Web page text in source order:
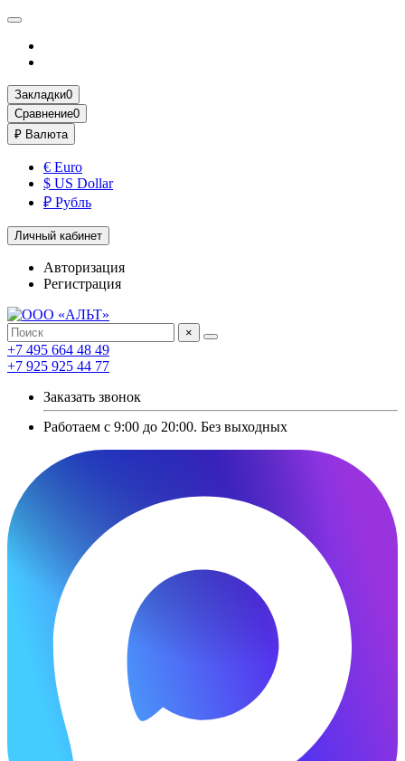
Закладки0
Сравнение0
₽ Валюта
€ Euro
$ US Dollar
₽ Рубль
Личный кабинет
Авторизация
Регистрация
×
+7 495 664 48 49
+7 925 925 44 77
Заказать звонок
Работаем с 9:00 до 20:00. Без выходных